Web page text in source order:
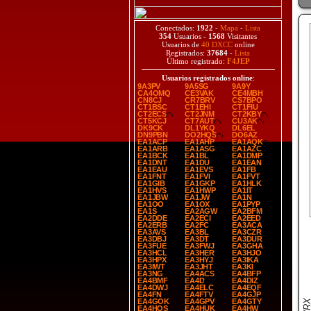
Conectados: 1922 - Mapa - Lista
354 Usuarios - 1568 Visitantes
Usuarios de 40 DXCConline
Registrados: 37684 - Lista
Último registrado: F4JEP
Usuarios registrados online:
9A3PV
9A5SG
9A9Y
CA4OMQ
CE3VAK
CE4MBH
CN8CJ
CR7BRV
CS7BPO
CT1BSC
CT1EHI
CT1FIU
CT2ECS
CT2JNM
CT2KBY
CT5KCJ
CT7AUT
CU3AK
DK9CK
DL1YKQ
DL6EL
DN9PBN
DO2HQS
DO6AZ
EA1ACP
EA1AHP
EA1AQK
EA1ARB
EA1ASG
EA1AZC
EA1BCK
EA1BL
EA1DMP
EA1DNT
EA1DU
EA1EAN
EA1EAU
EA1EVS
EA1FB
EA1FNT
EA1FVI
EA1FVT
EA1GIB
EA1GKP
EA1HLK
EA1HVS
EA1HWP
EA1IT
EA1JBW
EA1JW
EA1N
EA1OO
EA1OX
EA1PYP
EA1S
EA2AGW
EA2BFM
EA2DDE
EA2ECI
EA2EED
EA2ERB
EA2FC
EA3ACA
EA3AVS
EA3BL
EA3CZR
EA3DBJ
EA3DT
EA3DUR
EA3FUE
EA3FWJ
EA3GHA
EA3HCL
EA3HER
EA3HJO
EA3HPX
EA3HYJ
EA3IKA
EA3IWT
EA3JHT
EA3KI
EA3NG
EA4ACS
EA4BFP
EA4BMF
EA4D
EA4DIZ
EA4DWJ
EA4ELC
EA4EQF
EA4FN
EA4FTV
EA4GJP
EA4GOK
EA4GPV
EA4GTY
EA4HQS
EA4HUK
EA4HW